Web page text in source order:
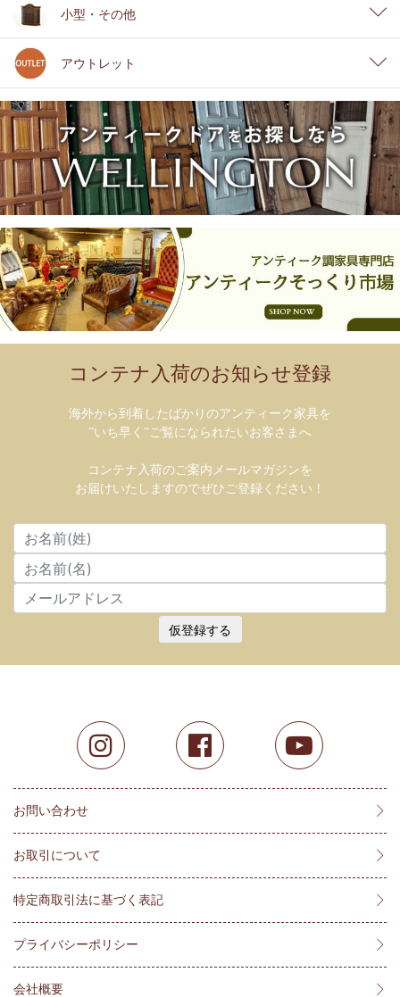
小型・その他
アウトレット
コンテナ入荷のお知らせ登録
海外から到着したばかりのアンティーク家具を
”いち早く”ご覧になられたいお客さまへ
コンテナ入荷のご案内メールマガジンを
お届けいたしますのでぜひご登録ください！
仮登録する
お問い合わせ
お取引について
特定商取引法に基づく表記
プライバシーポリシー
会社概要